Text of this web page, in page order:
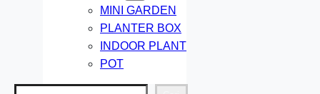
MINI GARDEN
PLANTER BOX
INDOOR PLANT
POT